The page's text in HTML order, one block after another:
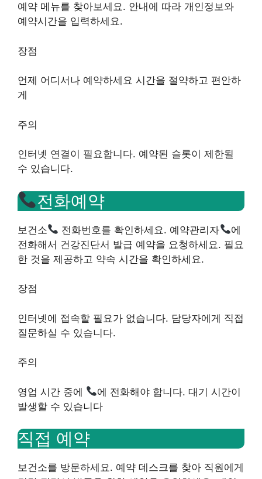
예약 메뉴를 찾아보세요. 안내에 따라 개인정보와
예약시간을 입력하세요.
장점
언제 어디서나 예약하세요 시간을 절약하고 편안하
게
주의
인터넷 연결이 필요합니다. 예약된 슬롯이 제한될
수 있습니다.
전화예약
보건소 전화번호를 확인하세요. 예약관리자
에
전화해서 건강진단서 발급 예약을 요청하세요. 필요
한 것을 제공하고 약속 시간을 확인하세요.
장점
인터넷에 접속할 필요가 없습니다. 담당자에게 직접
질문하실 수 있습니다.
주의
영업 시간 중에
에 전화해야 합니다. 대기 시간이
발생할 수 있습니다
직접 예약
보건소를 방문하세요. 예약 데스크를 찾아 직원에게